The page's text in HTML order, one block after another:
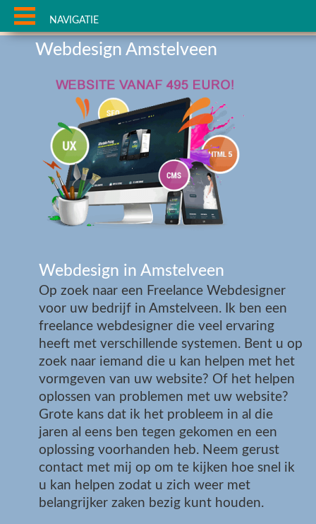
Webdesign Amstelveen
Webdesign in Amstelveen
Op zoek naar een Freelance Webdesigner
voor uw bedrijf in Amstelveen. Ik ben een
freelance webdesigner die veel ervaring
heeft met verschillende systemen. Bent u op
zoek naar iemand die u kan helpen met het
vormgeven van uw website? Of het helpen
oplossen van problemen met uw website?
Grote kans dat ik het probleem in al die
jaren al eens ben tegen gekomen en een
oplossing voorhanden heb. Neem gerust
contact met mij op om te kijken hoe snel ik
u kan helpen zodat u zich weer met
belangrijker zaken bezig kunt houden.
NAVIGATIE